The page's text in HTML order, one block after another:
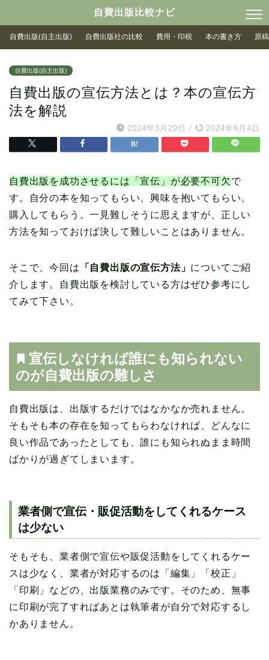
自費出版比較ナビ
自費出版(自主出版) 自費出版社の比較 費用・印税 本の書き方 原
自費出版(自主出版)
自費出版の宣伝方法とは？本の宣伝方
法を解説
2024年3月29日 / 2024年6月4日
自費出版を成功させるには「宣伝」が必要不可欠 で
す。自分の本を知ってもらい、興味を抱いてもらい、
購入してもらう。一見難しそうに思えますが、正しい
方法を知っておけば決して難しいことはありません。
そこで、今回は 「自費出版の宣伝方法」 についてご紹
介します。自費出版を検討している方はぜひ参考にし
てみて下さい。
宣伝しなければ誰にも知られない
のが自費出版の難しさ
自費出版は、出版するだけではなかなか売れません。
そもそも本の存在を知ってもらわなければ、どんなに
良い作品であったとしても、誰にも知られぬまま時間
ばかりが過ぎてしまいます。
業者側で宣伝・販促活動をしてくれるケース
は少ない
そもそも、業者側で宣伝や販促活動をしてくれるケー
スは少なく、業者が対応するのは「編集」「校正」
「印刷」などの、出版業務のみです。そのため、無事
に印刷が完了すればあとは執筆者が自分で対応するし
かありません。